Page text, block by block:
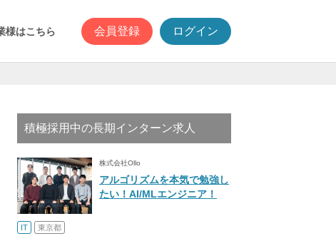
様はこちら 会員登録 ログイン
積極採用中の長期インターン求人
株式会社Ollo
アルゴリズムを本気で勉強し
たい！AI/MLエンジニア！
IT 東京都